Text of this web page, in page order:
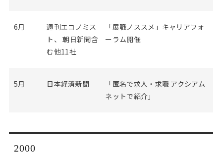
6月
週刊エコノミス
ト、 朝日新聞含
む他11社
「展職ノススメ」キャリアフォ
ーラム開催
5月 日本経済新聞
「匿名で求人・求職 アクシアム
ネットで紹介」
2000